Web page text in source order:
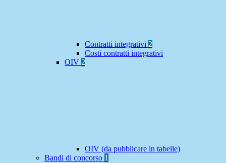
Contratti integrativi 2
Costi contratti integrativi
OIV 2
OIV (da pubblicare in tabelle)
Bandi di concorso 1